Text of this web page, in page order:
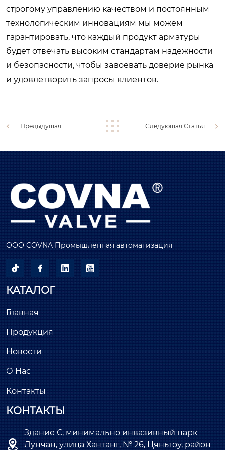
строгому управлению качеством и постоянным
технологическим инновациям мы можем
гарантировать, что каждый продукт арматуры
будет отвечать высоким стандартам надежности
и безопасности, чтобы завоевать доверие рынка
и удовлетворить запросы клиентов.
Предыдущая Следующая Статья
ООО COVNA Промышленная автоматизация
   
КАТАЛОГ
Главная
Продукция
Новости
О Нас
Контакты
КОНТАКТЫ

Здание С, минимально инвазивный парк
Лунчан, улица Хантанг, № 26, Цяньтоу, район